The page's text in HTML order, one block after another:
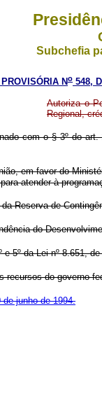
Subchefia
No 548,
Autoriza o
Regional,
com o § 3º do
em favor do
atender à
Reserva de
do
5º da Lei nº 8.651,
do governo
de junho de 1994.